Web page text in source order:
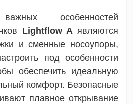
особенностей
Lightflow Aявляются
и сменные носоупоры,
под особенности
обеспечить идеальную
комфорт. Безопасные
плавное открывание